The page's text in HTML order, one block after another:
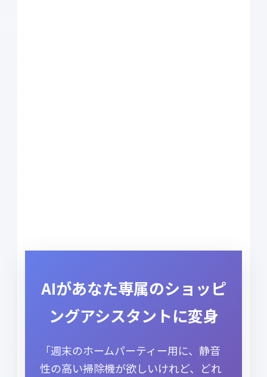
AIがあなた専属のショッピ
ングアシスタントに変身
「週末のホームパーティー用に、静音
性の高い掃除機が欲しいけれど、どれ